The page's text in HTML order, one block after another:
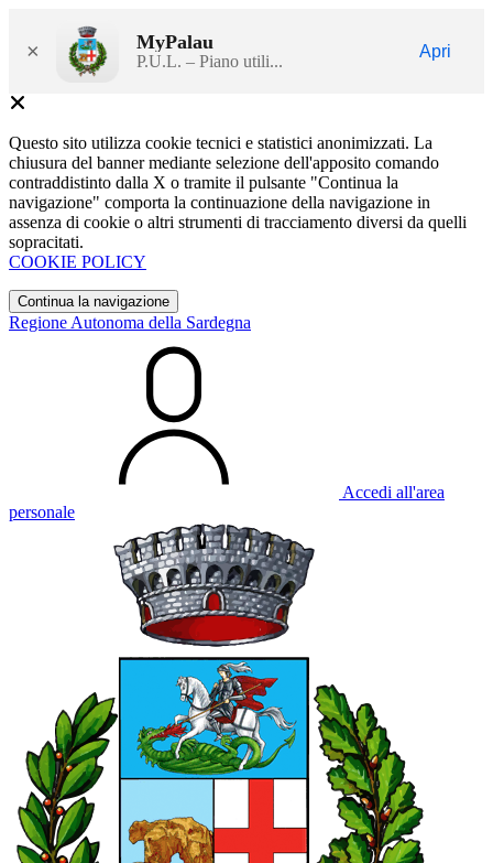
× MyPalau
P.U.L. – Piano utili...
Apri
Questo sito utilizza cookie tecnici e statistici anonimizzati. La
chiusura del banner mediante selezione dell'apposito comando
contraddistinto dalla X o tramite il pulsante "Continua la
navigazione" comporta la continuazione della navigazione in
assenza di cookie o altri strumenti di tracciamento diversi da quelli
sopracitati.
COOKIE POLICY
Continua la navigazione
Regione Autonoma della Sardegna
Accedi all'area
personale